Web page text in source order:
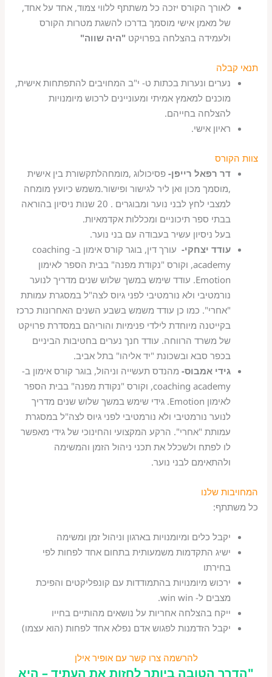
לאורך הקורס יזכה כל משתתף ללווי צמוד, אחד על אחד,
של מאמן אישי מוסמך בדרכו להשגת מטרות הקורס
ולעמידה בהצלחה בפרויקט "היה שווה"
תנאי קבלה
נערים ונערות בכתות ט- י"ב המחויבים להתפתחות אישית,
מוכנים למאמץ אמיתי ומעוניינים לרכוש מיומנויות
להצלחה בחייהם.
ראיון אישי.
צוות הקורס
דר רפאל רייפן-פסיכולוג ,מומחהלתקשורת בין אישית
,מוסמך מכון ואן ליר לגישור ופישור.משמש כיועץ מומחה
למצבי לחץ לבני נוער ומבוגרים . 20 שנות ניסיון בהוראה
בבתי ספר תיכוניים ומכללות אקדמאיות.
בעל ניסיון עשיר בעבודה עם בני נוער.
עודד יצחקי-
עורך דין, בוגר קורס אימון ב- coaching
academy, וקורס "נקודת מפנה" בבית הספר לאימון
Emotion. עודד שימש במשך שלוש שנים מדריך לנוער
נורמטיבי ולא נורמטיבי לפני גיוס לצה"ל במסגרת עמותת
"אחרי". כמו כן עודד משמש בשבע השנים האחרונות כרכז
בקייטנה מיוחדת לילדי פנימיות והוריהם במסדרת פרויקט
של משרד הרווחה. עודד חנך נערים בחטיבות הביניים
בכפר סבא ובשכונת "יד אליהו" בתל אביב.
גידי אמבוס- מהנדס תעשייה וניהול, בוגר קורס אימון ב-
coaching academy, וקורס "נקודת מפנה" בבית הספר
לאימון Emotion. גידי שימש במשך שלוש שנים מדריך
לנוער נורמטיבי ולא נורמטיבי לפני גיוס לצה"ל במסגרת
עמותת "אחרי". הרקע המקצועי והחינוכי של גידי מאפשר
לו לפתח ולשכלל את תכני ניהול הזמן והמשימה
ולהתאימם לבני נוער.
המחויבות שלנו
כל משתתף:
יקבל כלים ומיומנויות בארגון וניהול זמן ומשימה
ישיג התקדמות משמעותית בתחום אחד לפחות לפי
בחירתו
ירכוש מיומנויות בהתמודדות עם קונפליקטים והפיכת
מצבים ל- win win.
ייקח בהצלחה אחריות על נושאים מהותיים בחייו
יקבל הזדמנות לפגוש אדם נפלא אחד לפחות (הוא עצמו)
להרשמה צרו קשר עם אופיר אילן
"הדרך הטובה ביותר לחזות את העתיד – היא